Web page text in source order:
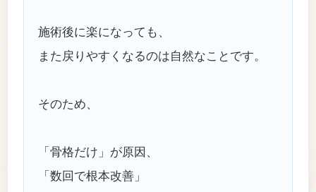
施術後に楽になっても、
また戻りやすくなるのは自然なことです。
そのため、
「骨格だけ」が原因、
「数回で根本改善」